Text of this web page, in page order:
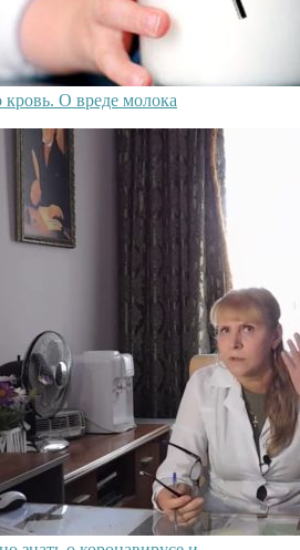
кровь. О вреде молока